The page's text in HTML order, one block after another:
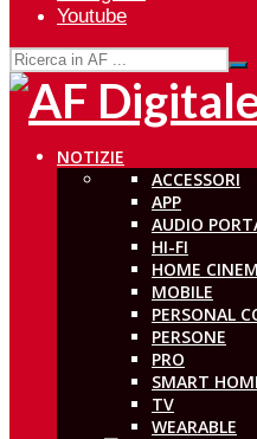
Youtube
NOTIZIE
ACCESSORI
APP
AUDIO
HI-FI
HOME
MOBILE
PERSONAL
PERSONE
PRO
SMART
TV
WEARABLE